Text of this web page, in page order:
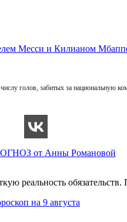
голов, забитых за национальную
от Анны Романовой
реальность
на 9 августа